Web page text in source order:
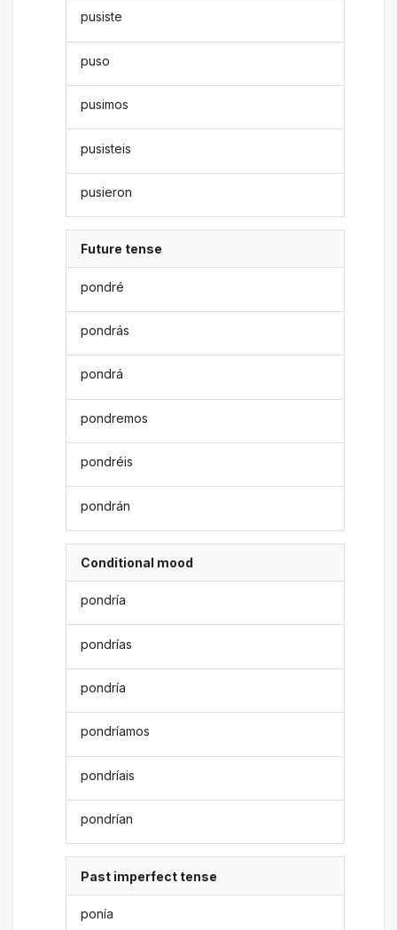
pusiste
puso
pusimos
pusisteis
pusieron
Future tense
pondré
pondrás
pondrá
pondremos
pondréis
pondrán
Conditional mood
pondría
pondrías
pondría
pondríamos
pondríais
pondrían
Past imperfect tense
ponía